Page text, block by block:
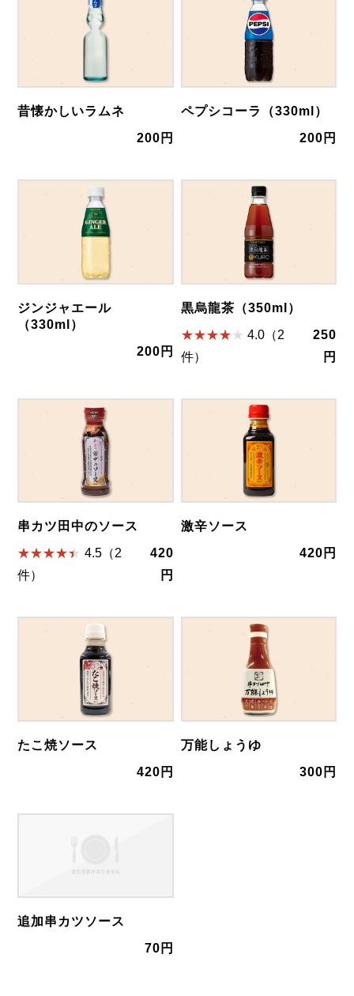
昔懐かしいラムネ
200円
ペプシコーラ（330ml）
200円
ジンジャエール
（330ml）
200円
黒烏龍茶（350ml）
4.0（2
件）
250
円
串カツ田中のソース
4.5（2
件）
420
円
激辛ソース
420円
たこ焼ソース
420円
万能しょうゆ
300円
追加串カツソース
70円